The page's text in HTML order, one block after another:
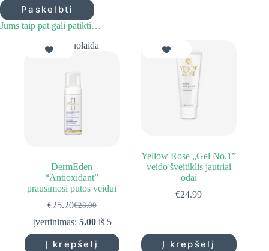
Paskelbti
Jums taip pat gali patikti…
10% Nuolaida
DermEden
“Antioxidant”
prausimosi putos veidui
€28.00
Original
price
was:
€28.00.
€25.20Current
price
is:
€25.20.
Įvertinimas: 5.00iš 5
Į krepšelį
Yellow Rose „Gel No.1”
veido šveitiklis jautriai
odai
€24.99
Į krepšelį